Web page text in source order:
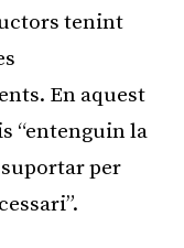
tenint
En aquest
“entenguin la
per